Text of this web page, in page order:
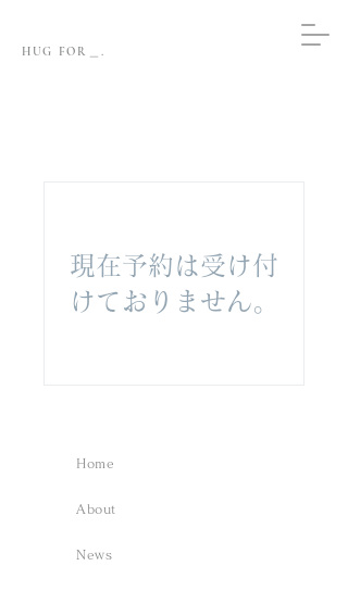
HUG FOR＿.
現在予約は受け付
けておりません。
Home
About
News